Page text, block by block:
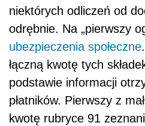
niektórych odliczeń od
odrębnie. Na „pierwszy
ubezpieczenia społeczne
łączną kwotę tych
podstawie informacji
płatników. Pierwszy z
kwotę rubryce 91